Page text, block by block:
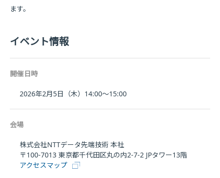
ます。
イベント情報
開催日時
2026年2月5日（木）14:00～15:00
会場
株式会社NTTデータ先端技術 本社
〒100-7013 東京都千代田区丸の内2-7-2 JPタワー13階
アクセスマップ